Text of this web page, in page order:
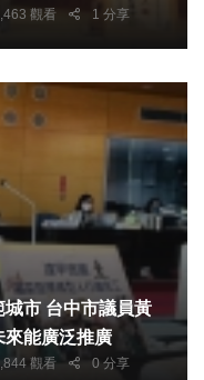
觀看 1 分享
員黃
來能廣泛推廣
觀看 0 分享